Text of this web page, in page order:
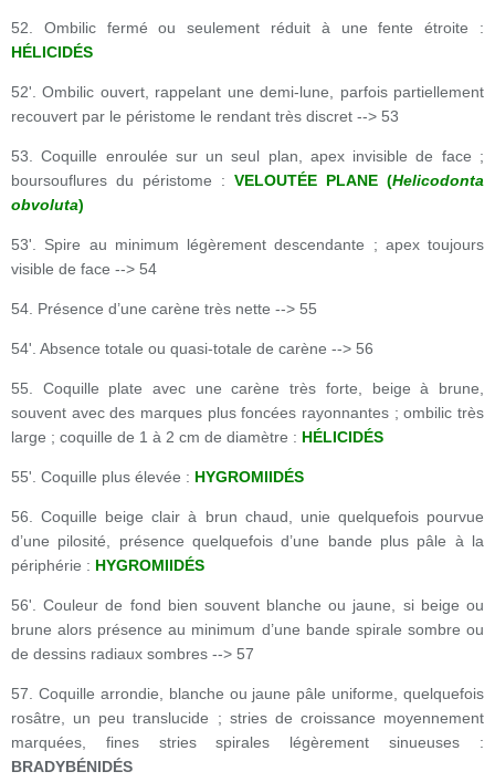
52. Ombilic fermé ou seulement réduit à une fente étroite :
HÉLICIDÉS
52'. Ombilic ouvert, rappelant une demi-lune, parfois partiellement
recouvert par le péristome le rendant très discret --> 53
53. Coquille enroulée sur un seul plan, apex invisible de face ;
boursouflures du péristome : VELOUTÉE PLANE (Helicodonta
obvoluta)
53'. Spire au minimum légèrement descendante ; apex toujours
visible de face --> 54
54. Présence d’une carène très nette --> 55
54'. Absence totale ou quasi-totale de carène --> 56
55. Coquille plate avec une carène très forte, beige à brune,
souvent avec des marques plus foncées rayonnantes ; ombilic très
large ; coquille de 1 à 2 cm de diamètre : HÉLICIDÉS
55'. Coquille plus élevée : HYGROMIIDÉS
56. Coquille beige clair à brun chaud, unie quelquefois pourvue
d’une pilosité, présence quelquefois d’une bande plus pâle à la
périphérie : HYGROMIIDÉS
56'. Couleur de fond bien souvent blanche ou jaune, si beige ou
brune alors présence au minimum d’une bande spirale sombre ou
de dessins radiaux sombres --> 57
57. Coquille arrondie, blanche ou jaune pâle uniforme, quelquefois
rosâtre, un peu translucide ; stries de croissance moyennement
marquées, fines stries spirales légèrement sinueuses :
BRADYBÉNIDÉS